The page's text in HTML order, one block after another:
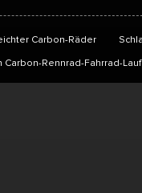
Carbon-Räder
Carbon-Rennrad-Fahrrad-